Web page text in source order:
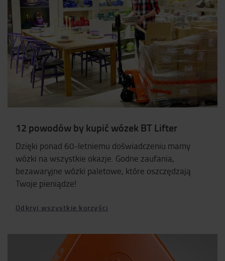
12 powodów by kupić wózek BT Lifter
Dzięki ponad 60-letniemu doświadczeniu mamy
wózki na wszystkie okazje. Godne zaufania,
bezawaryjne wózki paletowe, które oszczędzają
Twoje pieniądze!
Odkryj wszystkie korzyści